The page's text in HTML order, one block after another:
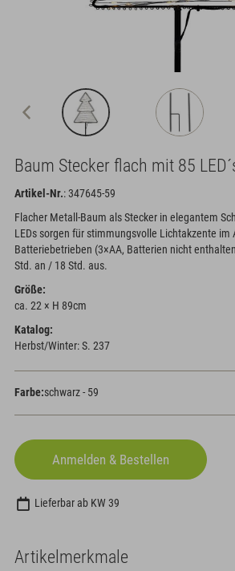
Baum Stecker flach mit 85
Artikel-Nr.: 347645-59
Flacher Metall-Baum als Stecker in elegantem
LEDs sorgen für stimmungsvolle Lichtakzente im
Batteriebetrieben (3×AA, Batterien nicht
Std. an / 18 Std. aus.
Größe:
ca. 22 × H 89cm
Katalog:
Herbst/Winter: S. 237
Farbe:schwarz - 59
Lieferbar ab KW 39
Artikelmerkmale